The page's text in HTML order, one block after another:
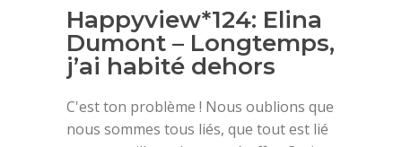
Happyview*124: Elina
Dumont – Longtemps,
j’ai habité dehors
C'est ton problème ! Nous oublions que
nous sommes tous liés, que tout est lié